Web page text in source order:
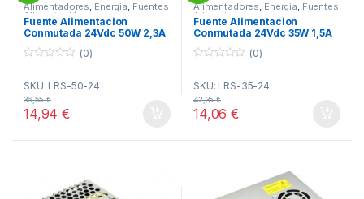
Alimentadores, Energia, Fuentes
Alimentación
Fuente Alimentacion
Conmutada 24Vdc 50W 2,3A
Rejilla MW LRS-50-24
u
t
o
f
(0)
SKU: LRS-50-24
14,94€
36,55€
Alimentadores, Energia, Fuentes
Alimentación
Fuente Alimentacion
Conmutada 24Vdc 35W 1,5A
Rejilla MW LRS-35-24
u
o
f
(0)
SKU: LRS-35-24
14,06€
42,35€